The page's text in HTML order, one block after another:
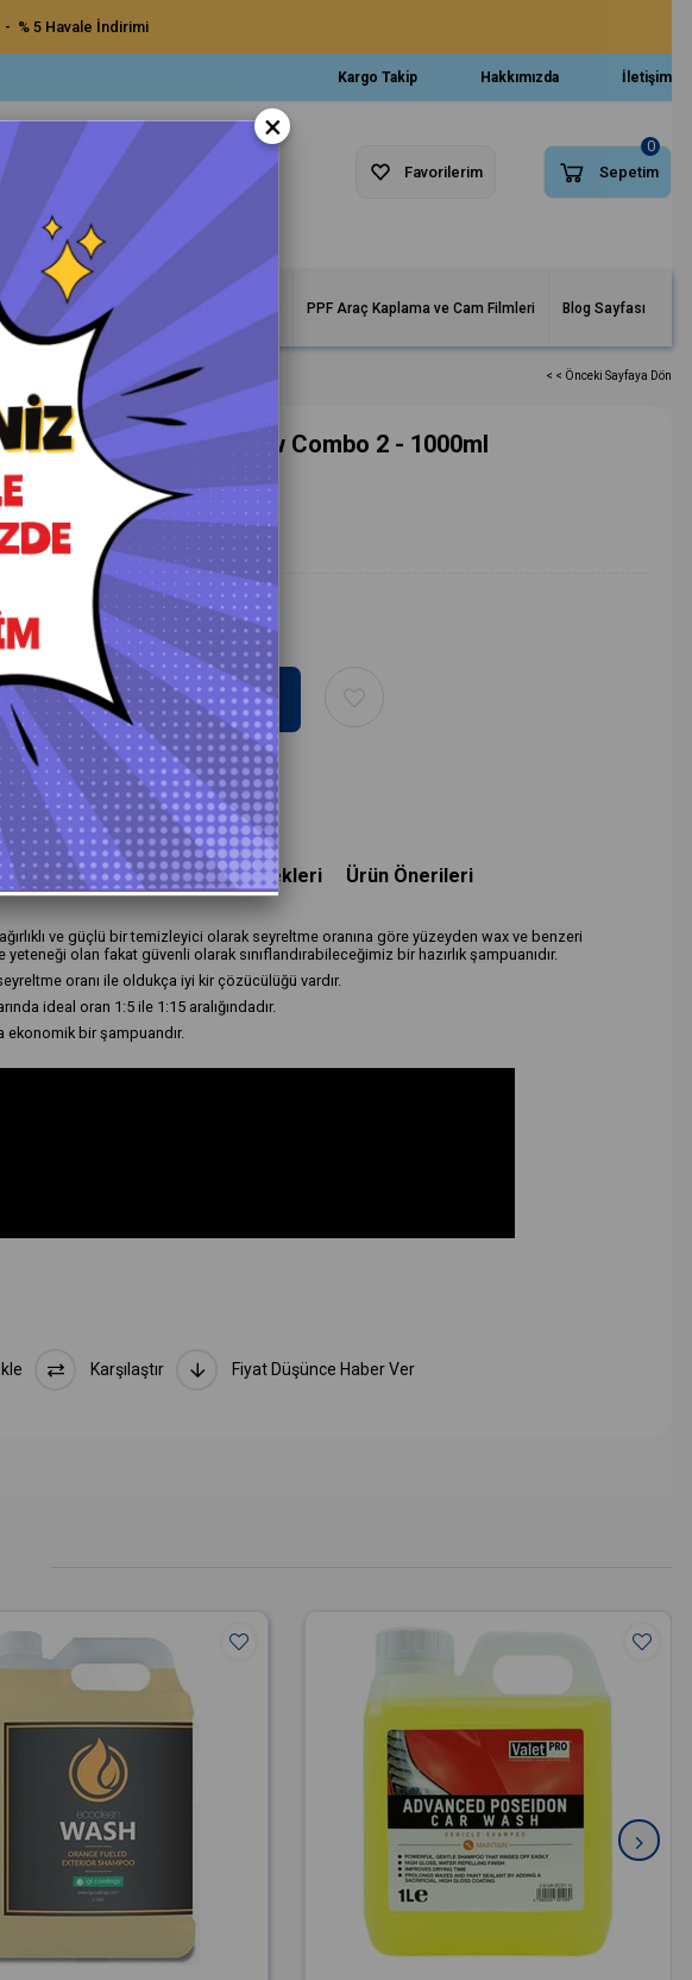
% 5 Havale İndirimi
Kargo Takip Hakkımızda İletişim
Sepetim
0
Favorilerim
ve Bezler Aksesuarlar ve Makineler PPF Araç Kaplama ve Cam Filmleri Blog Sayfası
< < Önceki Sayfaya Dön
Kir Sökücü Köpük - Snow Combo 2 - 1000ml
Hızlı Kargo
Ödeme
ve Şampuanlar
Yorumlar(0) Ödeme Seçenekleri Ürün Önerileri
ve güçlü bir temizleyici olarak seyreltme oranına göre yüzeyden wax ve benzeri
yeteneği olan fakat güvenli olarak sınıflandırabileceğimiz bir hazırlık şampuanıdır.
oranı ile oldukça iyi kir çözücülüğü vardır.
ideal oran 1:5 ile 1:15 aralığındadır.
ekonomik bir şampuandır.
Karşılaştır Fiyat Düşünce Haber Ver
×